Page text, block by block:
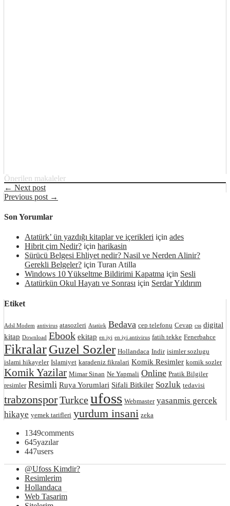
Önerilen makaleler
← Next post
Previous post →
Son Yorumlar
Atatürk’ ün yazdığı kitaplar ve içerikleri için ades
Hibrit çim Nedir? için harikasin
Sürücü Belgesi Ehliyet nedir? Nasil ve Nerden Alinir?
Gerekli Belgeler? için Turan Atilla
Windows 10 Yükseltme Bildirimi Kapatma için Sesli
Atatürkün Okul Hayatı ve Sonrası için Serdar Yıldırım
Etiket
Adsl Modem antivirus atasozleri Atatürk Bedava cep telefonu Cevap css digital
kitap Download Ebook ekitap en iyi en iyi antivirus fatih tekke Fenerbahce
FikralarGuzel Sozler Hollandaca Indir isimler sozlugu
islami hikayeler Islamiyet karadeniz fikralari Komik Resimler komik sozler
Komik Yazilar Mimar Sinan Ne Yapmali Online Pratik Bilgiler
resimler Resimli Ruya Yorumlari Sifali Bitkiler Sozluk tedavisi
trabzonsporTurkceufoss Webmaster yasanmis gercek
hikaye yemek tarifleri yurdum insani zeka
1349comments
645yazılar
447users
@Ufoss Kimdir?
Resimlerim
Hollandaca
Web Tasarim